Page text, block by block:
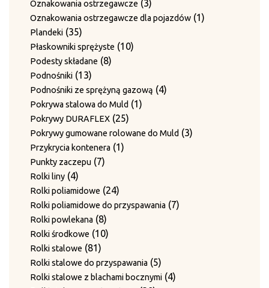
produktów
Oznakowania ostrzegawcze 33
produkty
Oznakowania ostrzegawcze dla pojazdów 11
Plandeki 3535
produktów
Płaskowniki sprężyste 1010
Podesty składane 88
Podnośniki 1313
produktów
Podnośniki ze sprężyną gazową 44
Pokrywa stalowa do Muld 11
Pokrywy DURAFLEX 2525
produktów
Pokrywy gumowane rolowane do Muld 33
Przykrycia kontenera 11
Punkty zaczepu 77
Rolki liny 44
produkty
Rolki poliamidowe 2424
produkty
Rolki poliamidowe do przyspawania 77
Rolki powlekana 88
produktów
Rolki środkowe 1010
Rolki stalowe 8181
produktów
Rolki stalowe do przyspawania 55
produktów
Rolki stalowe z blachami bocznymi 44